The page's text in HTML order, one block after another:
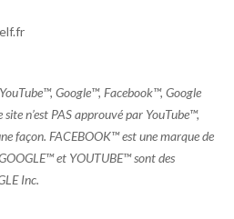
Google™, Facebook™, Google
n’est PAS approuvé par YouTube™,
façon. FACEBOOK™ est une marque de
et YOUTUBE™ sont des
Inc.